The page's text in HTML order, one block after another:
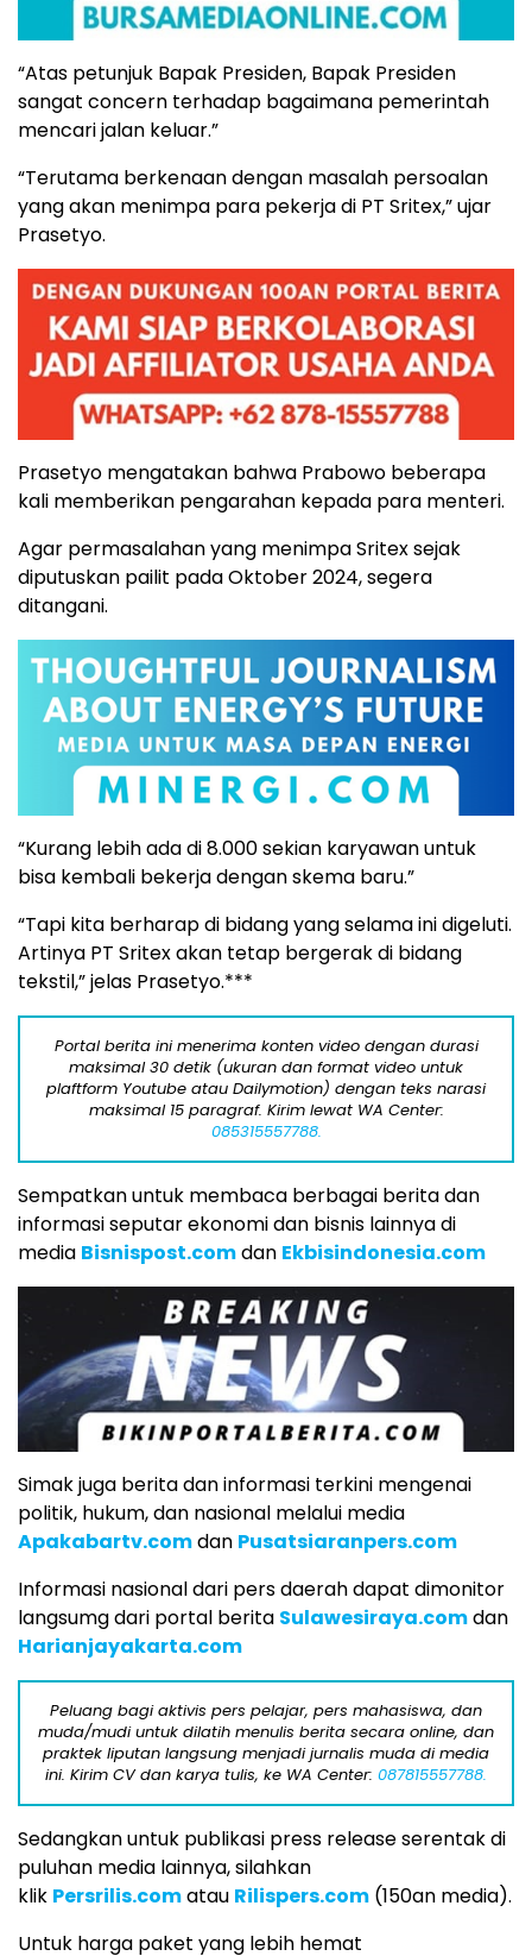
“Atas petunjuk Bapak Presiden, Bapak Presiden
sangat concern terhadap bagaimana pemerintah
mencari jalan keluar.”
“Terutama berkenaan dengan masalah persoalan
yang akan menimpa para pekerja di PT Sritex,” ujar
Prasetyo.
Prasetyo mengatakan bahwa Prabowo beberapa
kali memberikan pengarahan kepada para menteri.
Agar permasalahan yang menimpa Sritex sejak
diputuskan pailit pada Oktober 2024, segera
ditangani.
“Kurang lebih ada di 8.000 sekian karyawan untuk
bisa kembali bekerja dengan skema baru.”
“Tapi kita berharap di bidang yang selama ini digeluti.
Artinya PT Sritex akan tetap bergerak di bidang
tekstil,” jelas Prasetyo.***
Portal berita ini menerima konten video dengan durasi
maksimal 30 detik (ukuran dan format video untuk
plaftform Youtube atau Dailymotion) dengan teks narasi
maksimal 15 paragraf. Kirim lewat WA Center:
085315557788.
Sempatkan untuk membaca berbagai berita dan
informasi seputar ekonomi dan bisnis lainnya di
media Bisnispost.comdan Ekbisindonesia.com
Simak juga berita dan informasi terkini mengenai
politik, hukum, dan nasional melalui media
Apakabartv.comdan Pusatsiaranpers.com
Informasi nasional dari pers daerah dapat dimonitor
langsumg dari portal berita Sulawesiraya.comdan
Harianjayakarta.com
Peluang bagi aktivis pers pelajar, pers mahasiswa, dan
muda/mudi untuk dilatih menulis berita secara online, dan
praktek liputan langsung menjadi jurnalis muda di media
ini. Kirim CV dan karya tulis, ke WA Center: 087815557788.
Sedangkan untuk publikasi press release serentak di
puluhan media lainnya, silahkan
klik Persrilis.comatau Rilispers.com (150an media).
Untuk harga paket yang lebih hemat